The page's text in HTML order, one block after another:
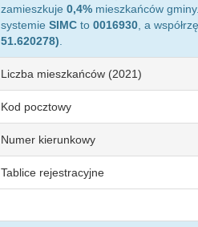
zamieszkuje 0,4% mieszkańców
systemie SIMC to 0016930 , a
51.620278)
Liczba mieszkańców (2021)
Kod pocztowy
Numer kierunkowy
Tablice rejestracyjne